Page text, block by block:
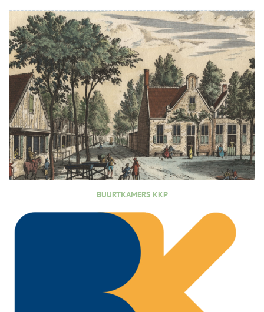
BUURTKAMERS KKP